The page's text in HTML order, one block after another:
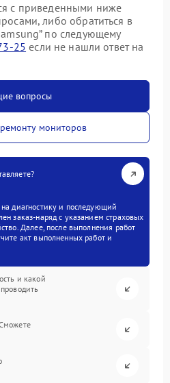
с приведенными ниже
либо обратиться в
по следующему
25 если не нашли ответ на
вопросы
мониторов
диагностику и последующий
заказ-наряд с указанием страховых
Далее, после выполнения работ
акт выполненных работ и
и какой